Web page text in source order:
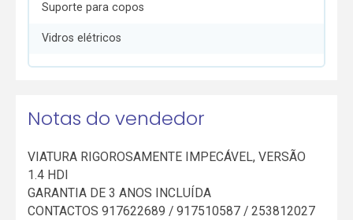
Suporte para copos
Vidros elétricos
Notas do vendedor
VIATURA RIGOROSAMENTE IMPECÁVEL, VERSÃO
1.4 HDI
GARANTIA DE 3 ANOS INCLUÍDA
CONTACTOS 917622689 / 917510587 / 253812027